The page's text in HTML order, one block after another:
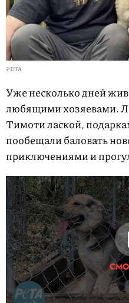
PETA
Уже несколько дней
любящими хозяевами.
Тимоти лаской,
пообещали баловать
приключениями и